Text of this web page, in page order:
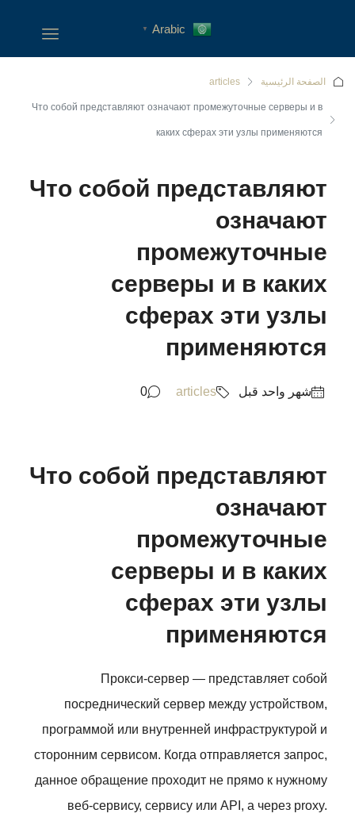
Arabic
▼
الصفحة الرئيسية articles
Что собой представляют означают промежуточные серверы и в
каких сферах эти узлы применяются
Что собой представляют
означают
промежуточные
серверы и в каких
сферах эти узлы
применяются
‏شهر واحد قبل articles
0
Что собой представляют
означают
промежуточные
серверы и в каких
сферах эти узлы
применяются
Прокси-сервер — представляет собой
посреднический сервер между устройством,
программой или внутренней инфраструктурой и
сторонним сервисом. Когда отправляется запрос,
данное обращение проходит не прямо к нужному
веб-сервису, сервису или API, а через proxy.